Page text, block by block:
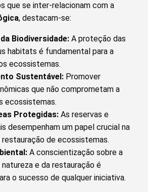
que se inter-relacionam com a
, destacam-se:
Biodiversidade: A proteção das
habitats é fundamental para a
ecossistemas.
Sustentável: Promover
que não comprometam a
ecossistemas.
Protegidas: As reservas e
desempenham um papel crucial na
de ecossistemas.
A conscientização sobre a
e da restauração é
o sucesso de qualquer iniciativa.